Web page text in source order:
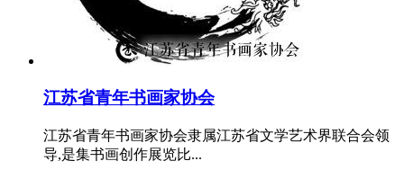
江苏省青年书画家协会
江苏省青年书画家协会隶属江苏省文学艺术界联合会领
导,是集书画创作展览比...